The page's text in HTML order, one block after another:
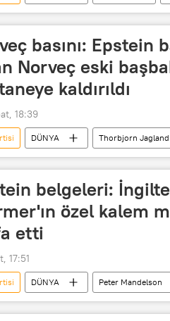
Manchester
basını: Epstein
Norveç eski
kaldırıldı
18:39
DÜNYA Thorbjorn Jagland
Norveç Nobel
belgeleri:
özel kalem
etti
17:51
DÜNYA Peter Mandelson
Epstein
Özel Kalem Müdürü